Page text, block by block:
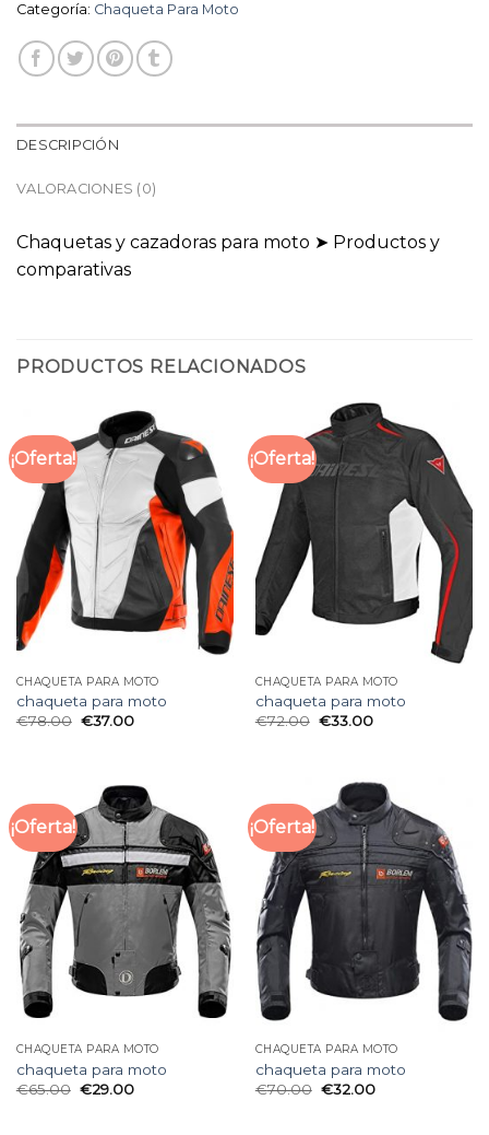
Categoría: Chaqueta Para Moto
DESCRIPCIÓN
VALORACIONES (0)
Chaquetas y cazadoras para moto ➤ Productos y
comparativas
PRODUCTOS RELACIONADOS
¡Oferta!
CHAQUETA PARA MOTO
chaqueta para moto
€78.00 €37.00
¡Oferta!
CHAQUETA PARA MOTO
chaqueta para moto
€72.00 €33.00
¡Oferta!
CHAQUETA PARA MOTO
chaqueta para moto
€65.00 €29.00
¡Oferta!
CHAQUETA PARA MOTO
chaqueta para moto
€70.00 €32.00